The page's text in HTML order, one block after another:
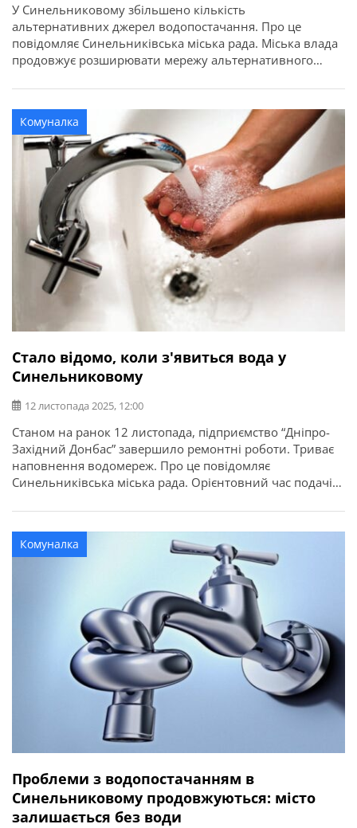
У Синельниковому збільшено кількість
альтернативних джерел водопостачання. Про це
повідомляє Синельниківська міська рада. Міська влада
продовжує розширювати мережу альтернативного
введено в експлуатацію чотири нові криниці
каптажного забору. Технічна вода стала доступною для
жителів будинків №4, 11, 26, 44 та прилеглих.
Будівництво цих об’єктів є одним із завдань міської […]
Комуналка
Стало відомо, коли з'явиться вода у
Синельниковому
12 листопада 2025, 12:00
Станом на ранок 12 листопада, підприємство “Дніпро-
Західний Донбас” завершило ремонтні роботи. Триває
наповнення водомереж. Про це повідомляє
Синельниківська міська рада. Орієнтовний час подачі
Комуналка
Проблеми з водопостачанням в
Синельниковому продовжуються: місто
залишається без води